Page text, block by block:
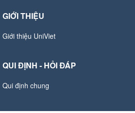
GIỚI THIỆU
Giới thiệu UniViet
QUI ĐỊNH - HỎI ĐÁP
Qui định chung